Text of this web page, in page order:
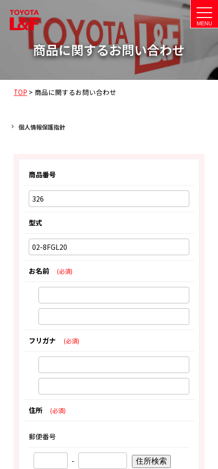
t
o
g
商品に関するお問い合わせ
TOP > 商品に関するお問い合わせ
個人情報保護指針
商品番号
型式
お名前 (必須)
フリガナ (必須)
住所 (必須)
郵便番号
- 住所検索